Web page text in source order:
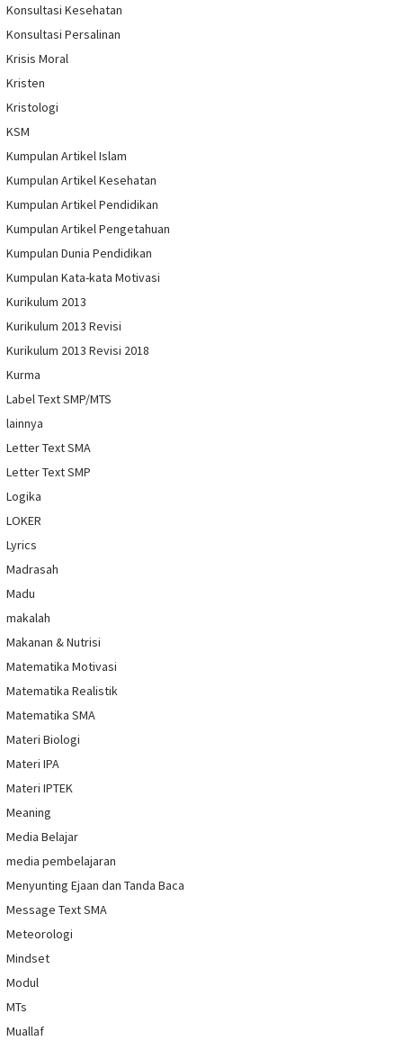
Konsultasi Kesehatan
Konsultasi Persalinan
Krisis Moral
Kristen
Kristologi
KSM
Kumpulan Artikel Islam
Kumpulan Artikel Kesehatan
Kumpulan Artikel Pendidikan
Kumpulan Artikel Pengetahuan
Kumpulan Dunia Pendidikan
Kumpulan Kata-kata Motivasi
Kurikulum 2013
Kurikulum 2013 Revisi
Kurikulum 2013 Revisi 2018
Kurma
Label Text SMP/MTS
lainnya
Letter Text SMA
Letter Text SMP
Logika
LOKER
Lyrics
Madrasah
Madu
makalah
Makanan & Nutrisi
Matematika Motivasi
Matematika Realistik
Matematika SMA
Materi Biologi
Materi IPA
Materi IPTEK
Meaning
Media Belajar
media pembelajaran
Menyunting Ejaan dan Tanda Baca
Message Text SMA
Meteorologi
Mindset
Modul
MTs
Muallaf